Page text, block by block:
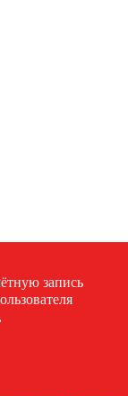
запись